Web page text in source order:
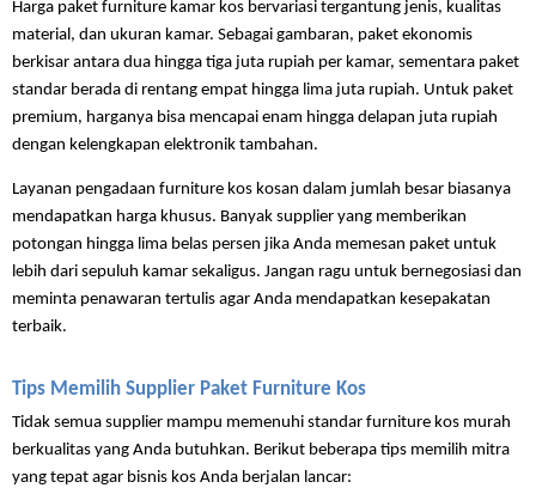
Harga paket furniture kamar kos bervariasi tergantung jenis, kualitas
material, dan ukuran kamar. Sebagai gambaran, paket ekonomis
berkisar antara dua hingga tiga juta rupiah per kamar, sementara paket
standar berada di rentang empat hingga lima juta rupiah. Untuk paket
premium, harganya bisa mencapai enam hingga delapan juta rupiah
dengan kelengkapan elektronik tambahan.
Layanan pengadaan furniture kos kosan dalam jumlah besar biasanya
mendapatkan harga khusus. Banyak supplier yang memberikan
potongan hingga lima belas persen jika Anda memesan paket untuk
lebih dari sepuluh kamar sekaligus. Jangan ragu untuk bernegosiasi dan
meminta penawaran tertulis agar Anda mendapatkan kesepakatan
terbaik.
Tips Memilih Supplier Paket Furniture Kos
Tidak semua supplier mampu memenuhi standar furniture kos murah
berkualitas yang Anda butuhkan. Berikut beberapa tips memilih mitra
yang tepat agar bisnis kos Anda berjalan lancar: